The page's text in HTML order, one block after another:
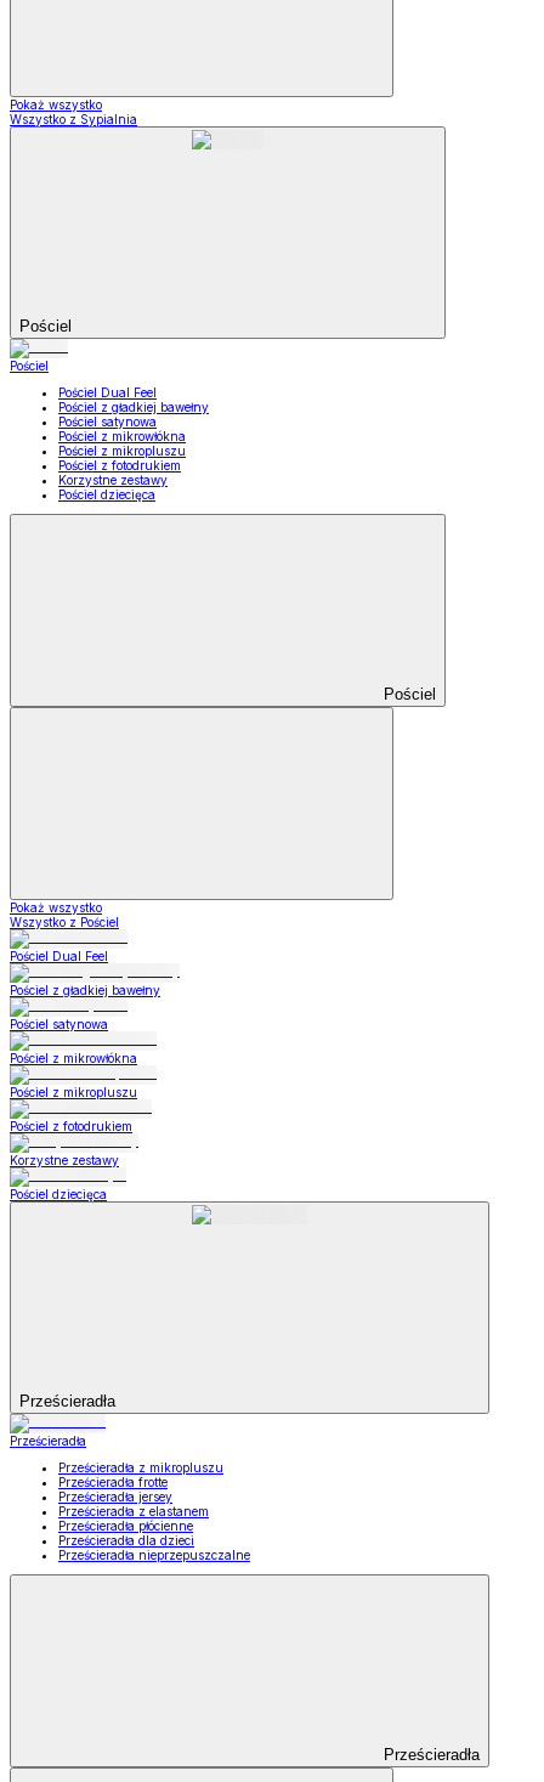
Pokaż wszystko
Wszystko z Sypialnia
Pościel
Pościel
Pościel Dual Feel
Pościel z gładkiej bawełny
Pościel satynowa
Pościel z mikrowłókna
Pościel z mikropluszu
Pościel z fotodrukiem
Korzystne zestawy
Pościel dziecięca
Pościel
Pokaż wszystko
Wszystko z Pościel
Pościel Dual Feel
Pościel z gładkiej bawełny
Pościel satynowa
Pościel z mikrowłókna
Pościel z mikropluszu
Pościel z fotodrukiem
Korzystne zestawy
Pościel dziecięca
Prześcieradła
Prześcieradła
Prześcieradła z mikropluszu
Prześcieradła frotte
Prześcieradła jersey
Prześcieradła z elastanem
Prześcieradła płócienne
Prześcieradła dla dzieci
Prześcieradła nieprzepuszczalne
Prześcieradła